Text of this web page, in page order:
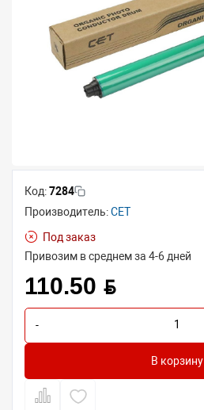
Код:7284
Производитель:CET
Под заказ
Привозим в среднем за 4-6 дней
110.50 BYN
-
В корзину